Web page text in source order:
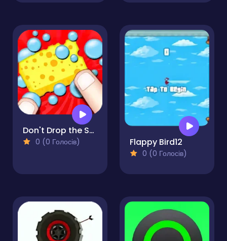
Don't Drop the Sponge
0 (0 Голосів) Flappy Bird12
0 (0 Голосів)